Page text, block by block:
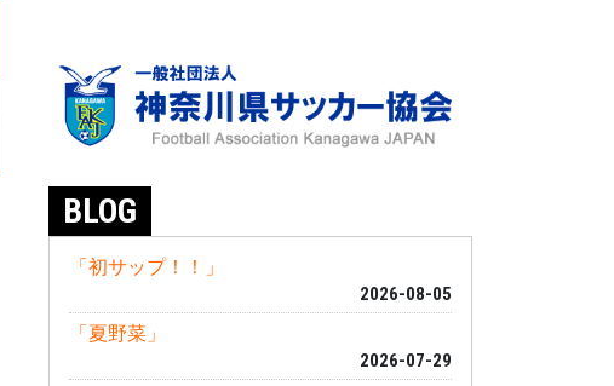
BLOG
「初サップ！！」
2026-08-05
「夏野菜」
2026-07-29